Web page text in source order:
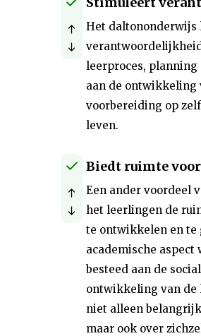
Het daltononderwijs
leerproces,
aan de ontwikkeling
voorbereiding op
leven.
Biedt ruimte
Een ander voordeel
het leerlingen de
te ontwikkelen en te
academische aspect
besteed aan de
ontwikkeling van de
niet alleen
maar ook over